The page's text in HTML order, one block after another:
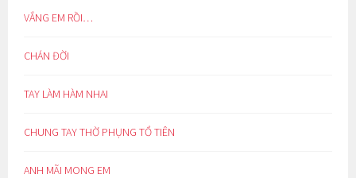
VẮNG EM RỒI…
CHÁN ĐỜI
TAY LÀM HÀM NHAI
CHUNG TAY THỜ PHỤNG TỔ TIÊN
ANH MÃI MONG EM